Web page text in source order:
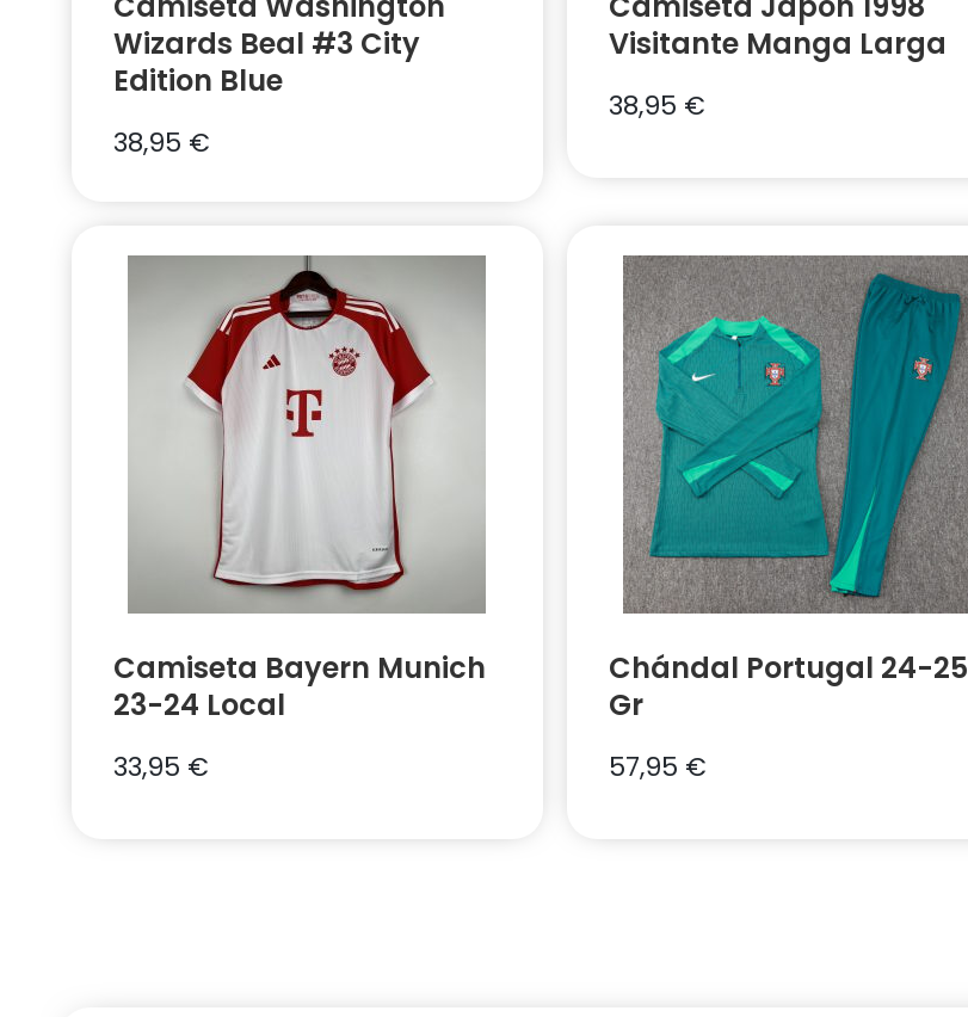
Wizards Beal #3 City
Edition Blue
38,95 €
Visitante Manga Larga
38,95 €
Camiseta Bayern Munich
23-24 Local
33,95 €
Chándal Portugal 24-25
Gr
57,95 €